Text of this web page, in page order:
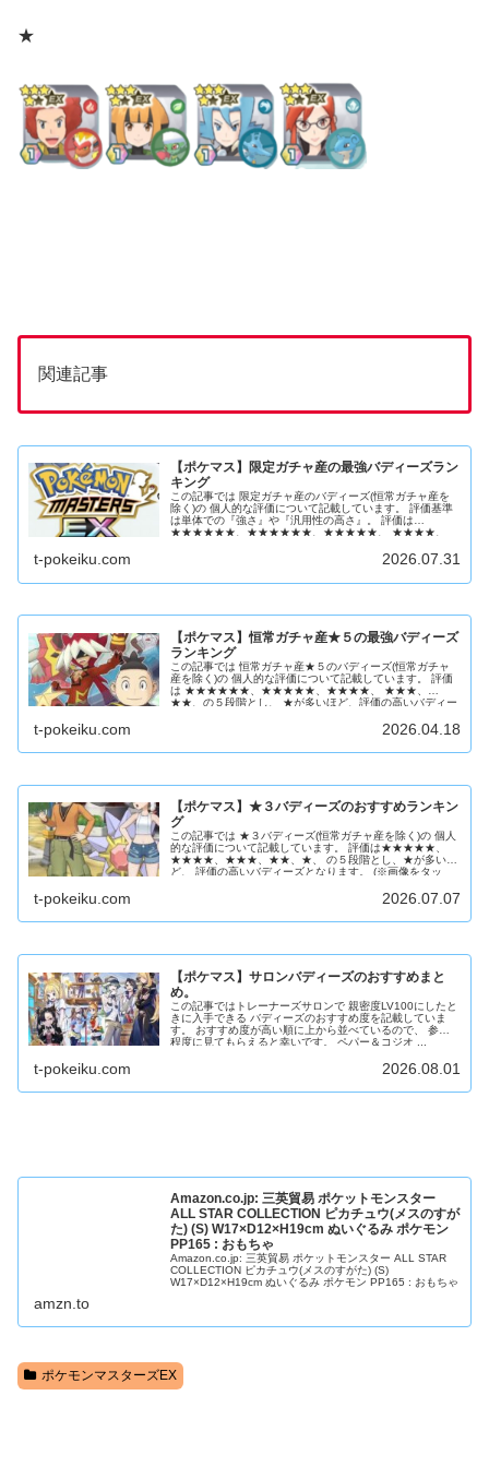
★
関連記事
【ポケマス】限定ガチャ産の最強バディーズラン
キング
この記事では 限定ガチャ産のバディーズ(恒常ガチャ産を
除く)の 個人的な評価について記載しています。 評価基準
は単体での『強さ』や『汎用性の高さ』。 評価は
★★★★★★、★★★★★★、★★★★★、 ★★★★、
t-pokeiku.com 2026.07.31
【ポケマス】恒常ガチャ産★５の最強バディーズ
ランキング
この記事では 恒常ガチャ産★５のバディーズ(恒常ガチャ
産を除く)の 個人的な評価について記載しています。 評価
は ★★★★★★、★★★★★、★★★★、 ★★★、
★★、の５段階とし、 ★が多いほど、評価の高いバディー
t-pokeiku.com 2026.04.18
【ポケマス】★３バディーズのおすすめランキン
グ
この記事では ★３バディーズ(恒常ガチャ産を除く)の 個人
的な評価について記載しています。 評価は★★★★★、
★★★★、★★★、★★、★、 の５段階とし、★が多いほ
ど、 評価の高いバディーズとなります。 (※画像をタッ
t-pokeiku.com 2026.07.07
【ポケマス】サロンバディーズのおすすめまと
め。
この記事ではトレーナーズサロンで 親密度LV100にしたと
きに入手できる バディーズのおすすめ度を記載していま
す。 おすすめ度が高い順に上から並べているので、 参考
程度に見てもらえると幸いです。 ペパー＆コジオ ...
t-pokeiku.com 2026.08.01
Amazon.co.jp: 三英貿易 ポケットモンスター
ALL STAR COLLECTION ピカチュウ(メスのすが
た) (S) W17×D12×H19cm ぬいぐるみ ポケモン
PP165 : おもちゃ
Amazon.co.jp: 三英貿易 ポケットモンスター ALL STAR
COLLECTION ピカチュウ(メスのすがた) (S)
W17×D12×H19cm ぬいぐるみ ポケモン PP165 : おもちゃ
amzn.to
ポケモンマスターズEX